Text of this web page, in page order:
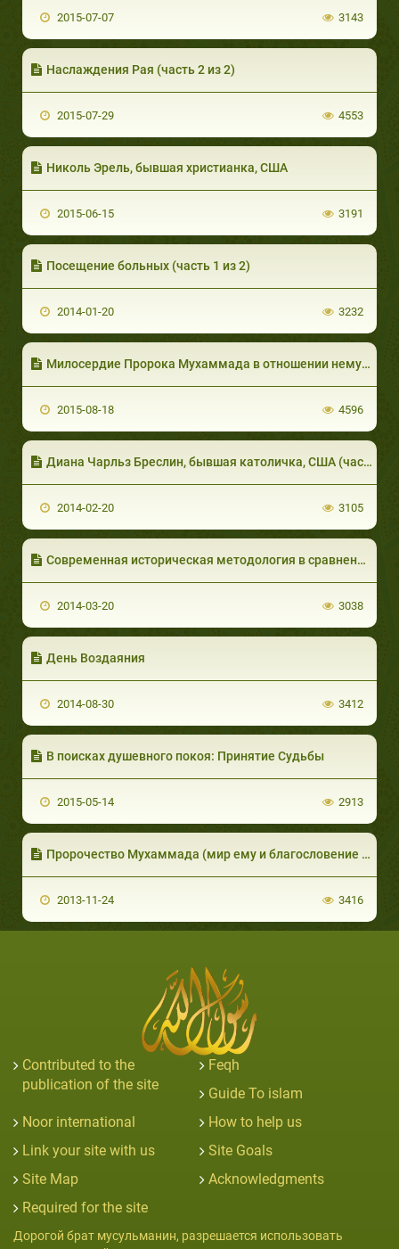
2015-07-07 3143
Наслаждения Рая (часть 2 из 2)
2015-07-29 4553
Николь Эрель, бывшая христианка, США
2015-06-15 3191
Посещение больных (часть 1 из 2)
2014-01-20 3232
Милосердие Пророка Мухаммада в отношении немусульман. Часть 1 из 2
2015-08-18 4596
Диана Чарльз Бреслин, бывшая католичка, США (часть 1 из 3)
2014-02-20 3105
Современная историческая методология в сравнении с методологией хадисов. Внутреннее оценивание (часть 2 из 5)
2014-03-20 3038
День Воздаяния
2014-08-30 3412
В поисках душевного покоя: Принятие Судьбы
2015-05-14 2913
Пророчество Мухаммада (мир ему и благословение Аллаха): Кто назовет его лжецом? (часть 2 из 3)
2013-11-24 3416
Contributed to the
publication of the site
Feqh
Guide To islam
Noor international
How to help us
Link your site with us
Site Goals
Site Map
Acknowledgments
Required for the site
Дорогой брат мусульманин, разрешается использовать